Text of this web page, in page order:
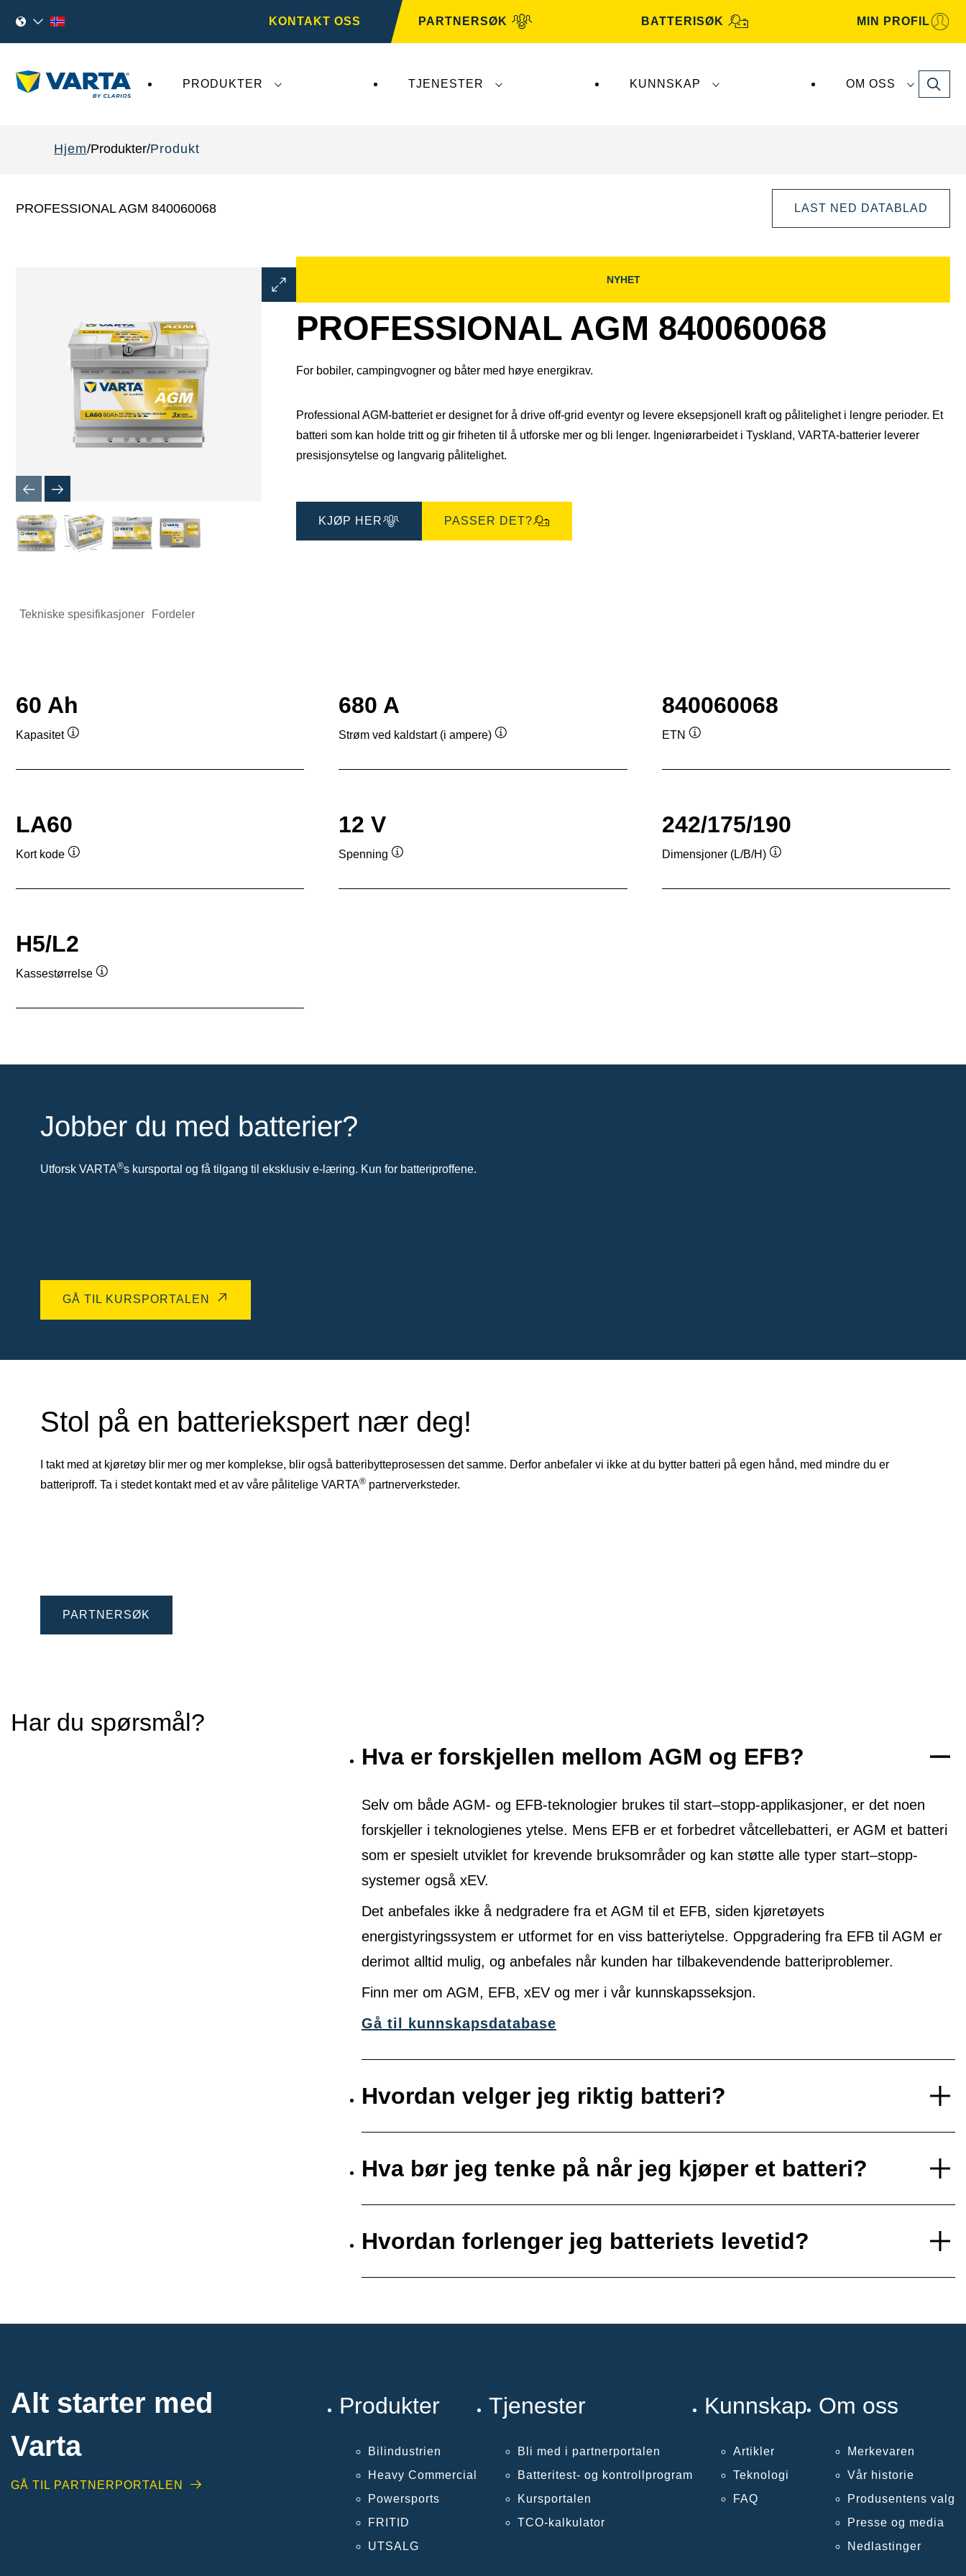
KONTAKT OSS PARTNERSØK BATTERISØK MIN PROFIL
PRODUKTER TJENESTER KUNNSKAP OM OSS Search
Hjem Produkter Produkt
PROFESSIONAL AGM 840060068 LAST NED DATABLAD
Åpne
bildedialog
NYHET
PROFESSIONAL AGM 840060068
For bobiler, campingvogner og båter med høye energikrav.
Professional AGM-batteriet er designet for å drive off-grid eventyr og levere eksepsjonell kraft og pålitelighet i lengre perioder. Et
batteri som kan holde tritt og gir friheten til å utforske mer og bli lenger.​ Ingeniørarbeidet i Tyskland, VARTA-batterier leverer
presisjonsytelse og langvarig pålitelighet.​
KJØP HER PASSER DET?
Tekniske spesifikasjoner Fordeler
60 Ah
Kapasitet
680 A
Strøm ved kaldstart (i ampere)
840060068
ETN
LA60
Kort kode
12 V
Spenning
242/175/190
Dimensjoner (L/B/H)
H5/L2
Kassestørrelse
Jobber du med batterier?
Utforsk VARTA®s kursportal og få tilgang til eksklusiv e-læring. Kun for batteriproffene.
GÅ TIL KURSPORTALEN
Stol på en batteriekspert nær deg!
I takt med at kjøretøy blir mer og mer komplekse, blir også batteribytteprosessen det samme. Derfor anbefaler vi ikke at du bytter batteri på egen hånd, med mindre du er
batteriproff. Ta i stedet kontakt med et av våre pålitelige VARTA® partnerverksteder.
PARTNERSØK
Har du spørsmål?
Hva er forskjellen mellom AGM og EFB?
Selv om både AGM- og EFB-teknologier brukes til start–stopp-applikasjoner, er det noen
forskjeller i teknologienes ytelse. Mens EFB er et forbedret våtcellebatteri, er AGM et batteri
som er spesielt utviklet for krevende bruksområder og kan støtte alle typer start–stopp-
systemer også xEV.
Det anbefales ikke å nedgradere fra et AGM til et EFB, siden kjøretøyets
energistyringssystem er utformet for en viss batteriytelse. Oppgradering fra EFB til AGM er
derimot alltid mulig, og anbefales når kunden har tilbakevendende batteriproblemer.
Finn mer om AGM, EFB, xEV og mer i vår kunnskapsseksjon.
Gå til kunnskapsdatabase
Hvordan velger jeg riktig batteri?
Hva bør jeg tenke på når jeg kjøper et batteri?
Hvordan forlenger jeg batteriets levetid?
Alt starter med
Varta
GÅ TIL PARTNERPORTALEN
Produkter
Bilindustrien
Heavy Commercial
Powersports
FRITID
UTSALG
Tjenester
Bli med i partnerportalen
Batteritest- og kontrollprogram
Kursportalen
TCO-kalkulator
Kunnskap
Artikler
Teknologi
FAQ
Om oss
Merkevaren
Vår historie
Produsentens valg
Presse og media
Nedlastinger